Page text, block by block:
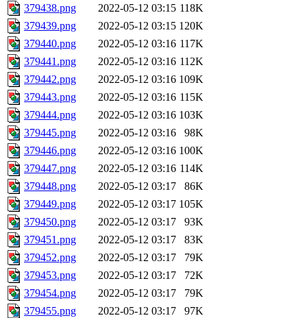
379438.png
2022-05-12 03:15 118K
379439.png
2022-05-12 03:15 120K
379440.png
2022-05-12 03:16 117K
379441.png
2022-05-12 03:16 112K
379442.png
2022-05-12 03:16 109K
379443.png
2022-05-12 03:16 115K
379444.png
2022-05-12 03:16 103K
379445.png
2022-05-12 03:16
98K
379446.png
2022-05-12 03:16 100K
379447.png
2022-05-12 03:16 114K
379448.png
2022-05-12 03:17
86K
379449.png
2022-05-12 03:17 105K
379450.png
2022-05-12 03:17
93K
379451.png
2022-05-12 03:17
83K
379452.png
2022-05-12 03:17
79K
379453.png
2022-05-12 03:17
72K
379454.png
2022-05-12 03:17
79K
379455.png
2022-05-12 03:17
97K